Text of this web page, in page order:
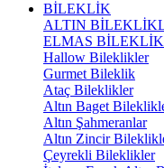
BİLEKLİK
ALTIN
ELMAS
Hallow Bileklikler
Gurmet Bileklik
Ataç Bileklikler
Altın Baget
Altın Şahmeranlar
Altın Zincir
Çeyrekli Bileklikler